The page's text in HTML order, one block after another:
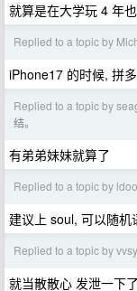
就算是在大学玩 4 年
Replied to a topic by
iPhone17 的时候, 拼
Replied to a topic by
结。
有弟弟妹妹就算了
Replied to a topic by
建议上 soul, 可以随
Replied to a topic by
就当散散心 发泄一下了